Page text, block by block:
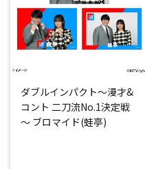
ダブルインパクト～漫才&
コント 二刀流No.1決定戦
～ ブロマイド(蛙亭)